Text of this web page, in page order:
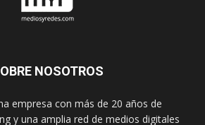
NOSOTROS
empresa con más de 20 años de
y una amplia red de medios digitales